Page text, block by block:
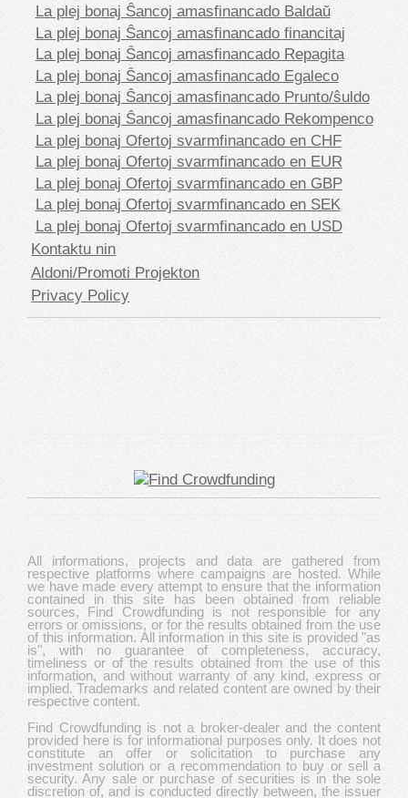
La plej bonaj Ŝancoj amasfinancado Baldaŭ
La plej bonaj Ŝancoj amasfinancado financitaj
La plej bonaj Ŝancoj amasfinancado Repagita
La plej bonaj Ŝancoj amasfinancado Egaleco
La plej bonaj Ŝancoj amasfinancado Prunto/ŝuldo
La plej bonaj Ŝancoj amasfinancado Rekompenco
La plej bonaj Ofertoj svarmfinancado en CHF
La plej bonaj Ofertoj svarmfinancado en EUR
La plej bonaj Ofertoj svarmfinancado en GBP
La plej bonaj Ofertoj svarmfinancado en SEK
La plej bonaj Ofertoj svarmfinancado en USD
Kontaktu nin
Aldoni/Promoti Projekton
Privacy Policy
All informations, projects and data are gathered from
respective platforms where campaigns are hosted. While
we have made every attempt to ensure that the information
contained in this site has been obtained from reliable
sources, Find Crowdfunding is not responsible for any
errors or omissions, or for the results obtained from the use
of this information. All information in this site is provided "as
is", with no guarantee of completeness, accuracy,
timeliness or of the results obtained from the use of this
information, and without warranty of any kind, express or
implied. Trademarks and related content are owned by their
respective content.
Find Crowdfunding is not a broker-dealer and the content
provided here is for informational purposes only. It does not
constitute an offer or solicitation to purchase any
investment solution or a recommendation to buy or sell a
security. Any sale or purchase of securities is in the sole
discretion of, and is conducted directly between, the issuer